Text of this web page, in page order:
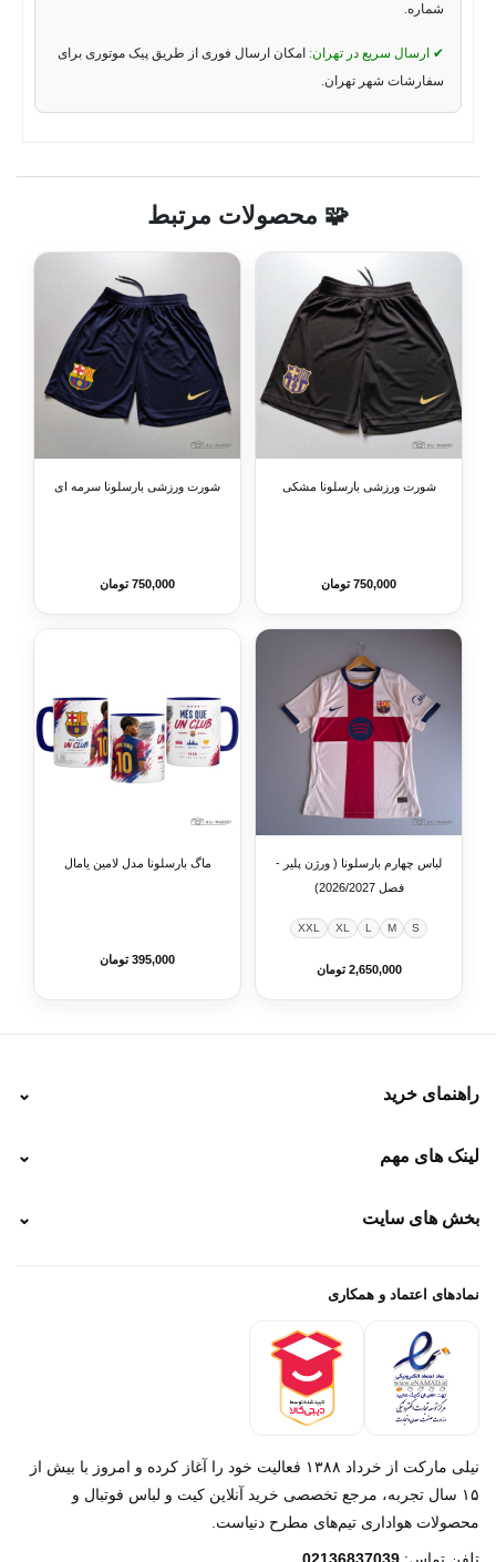
شماره.
✔ ارسال سریع در تهران: امکان ارسال فوری از طریق پیک موتوری برای
سفارشات شهر تهران.
🧩 محصولات مرتبط
شورت ورزشی بارسلونا مشکی
750,000 تومان
شورت ورزشی بارسلونا سرمه ای
750,000 تومان
لباس چهارم بارسلونا ( ورژن پلیر -
فصل 2026/2027)
S
M
L
XL
XXL
2,650,000 تومان
ماگ بارسلونا مدل لامین یامال
395,000 تومان
راهنمای خرید ⌄
نحوه پرداخت
راهنمای سفارش
لینک های مهم ⌄
رهگیری تیپاکس
خرید لباس جدید بارسلونا 2025/2026
بخش های سایت ⌄
پرداخت باز
تماس با ما
نمادهای اعتماد و همکاری
نیلی مارکت از خرداد ۱۳۸۸ فعالیت خود را آغاز کرده و امروز با بیش از
۱۵ سال تجربه، مرجع تخصصی خرید آنلاین کیت و لباس فوتبال و
محصولات هواداری تیم‌های مطرح دنیاست.
تلفن تماس: 02136837039